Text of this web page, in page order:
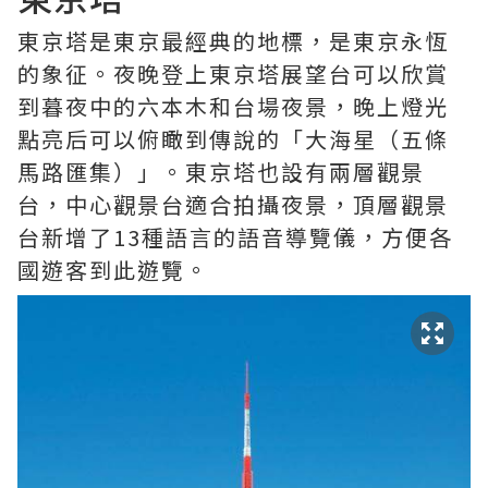
東京塔是東京最經典的地標，是東京永恆
的象征。夜晚登上東京塔展望台可以欣賞
到暮夜中的六本木和台場夜景，晚上燈光
點亮后可以俯瞰到傳說的「大海星（五條
馬路匯集）」。東京塔也設有兩層觀景
台，中心觀景台適合拍攝夜景，頂層觀景
台新增了13種語言的語音導覽儀，方便各
國遊客到此遊覽。